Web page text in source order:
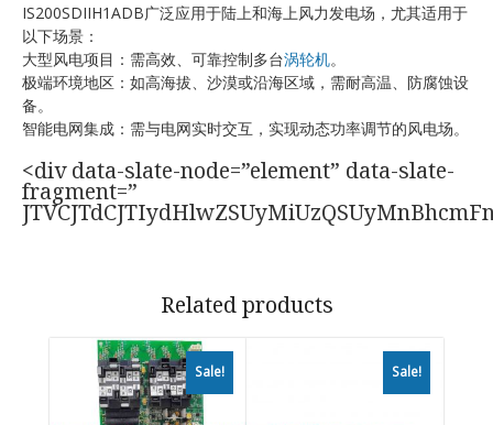
IS200SDIIH1ADB广泛应用于陆上和海上风力发电场，尤其适用于
以下场景：
大型风电项目：需高效、可靠控制多台涡轮机。
极端环境地区：如高海拔、沙漠或沿海区域，需耐高温、防腐蚀设
备。
智能电网集成：需与电网实时交互，实现动态功率调节的风电场。
<div data-slate-node=”element” data-slate-
fragment=”
Related products
Sale! Sale!